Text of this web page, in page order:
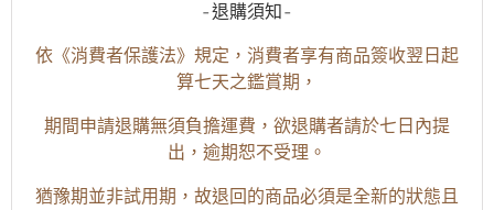
-退購須知-
依《消費者保護法》規定，消費者享有商品簽收翌日起
算七天之鑑賞期，
期間申請退購無須負擔運費，欲退購者請於七日內提
出，逾期恕不受理。
猶豫期並非試用期，故退回的商品必須是全新的狀態且